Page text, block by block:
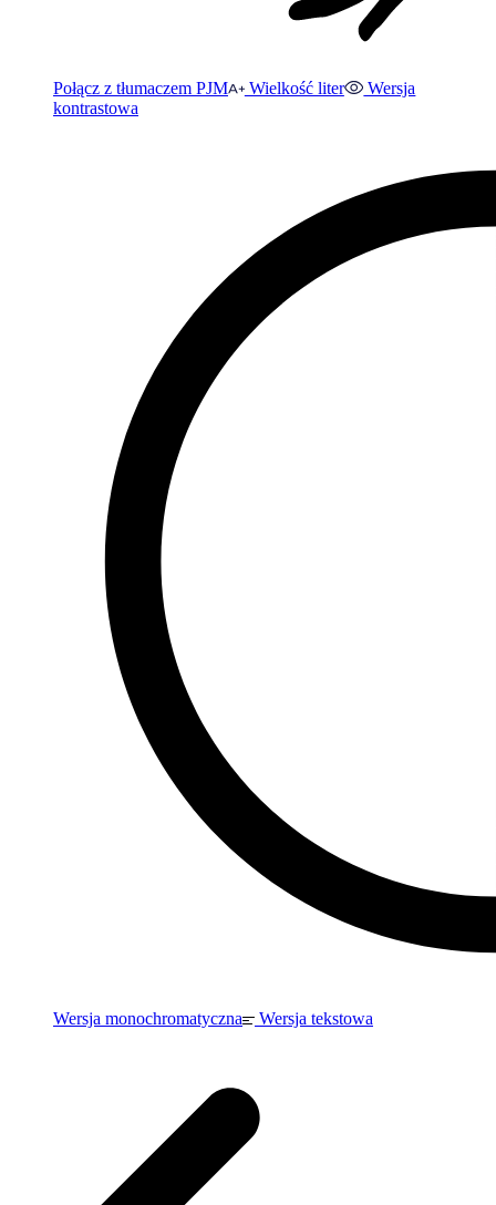
Połącz z tłumaczem PJM Wielkość liter
Wersja
kontrastowa
Wersja monochromatyczna Wersja tekstowa